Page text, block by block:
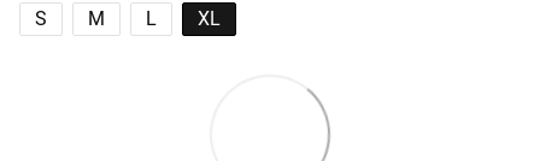
S M L XL